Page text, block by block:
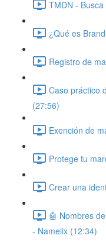
TMDN -
¿Qué es
Registro de
Caso práctico
(27:56)
Exención de
Protege tu
Crear una
🤖 Nombres
- Namelix (12:34)